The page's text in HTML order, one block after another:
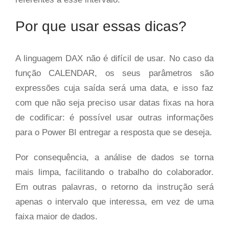
Por que usar essas dicas?
A linguagem DAX não é difícil de usar. No caso da
função CALENDAR, os seus parâmetros são
expressões cuja saída será uma data, e isso faz
com que não seja preciso usar datas fixas na hora
de codificar: é possível usar outras informações
para o Power BI entregar a resposta que se deseja.
Por consequência, a análise de dados se torna
mais limpa, facilitando o trabalho do colaborador.
Em outras palavras, o retorno da instrução será
apenas o intervalo que interessa, em vez de uma
faixa maior de dados.